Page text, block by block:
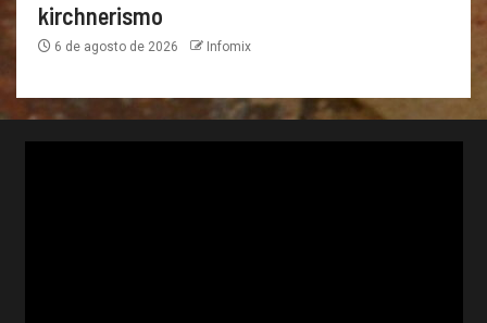
kirchnerismo
6 de agosto de 2026 Infomix